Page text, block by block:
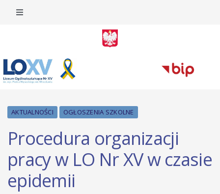
AKTUALNOŚCI OGŁOSZENIA SZKOLNE
Procedura organizacji
pracy w LO Nr XV w czasie
epidemii